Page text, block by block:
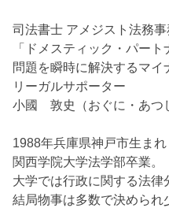
司法書士 アメジスト法務
「ドメスティック・パー
問題を瞬時に解決するマイ
リーガルサポーター
小國 敦史（おぐに・あつ
1988年兵庫県神戸市生まれ
関西学院大学法学部卒業。
大学では行政に関する法律
結局物事は多数で決められ